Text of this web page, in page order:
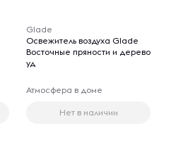
Glade
Освежитель воздуха Glade
Восточные пряности и дерево
уд
Атмосфера в доме
Нет в наличии